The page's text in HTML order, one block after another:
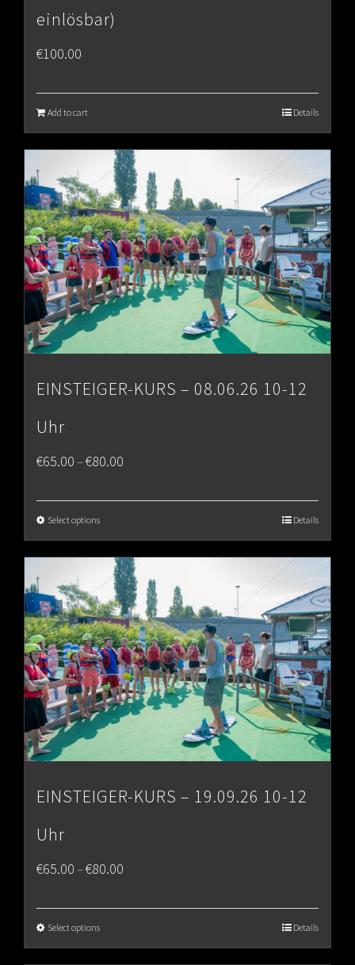
einlösbar)
€100.00
Add to cart Details
EINSTEIGER-KURS – 08.06.26 10-12
Uhr
€65.00–€80.00
€80.00
Select options Details
EINSTEIGER-KURS – 19.09.26 10-12
Uhr
€65.00–€80.00
Select options Details